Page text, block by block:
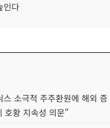
인다
스 소극적 주주환원에 해외 증
호황 지속성 의문"